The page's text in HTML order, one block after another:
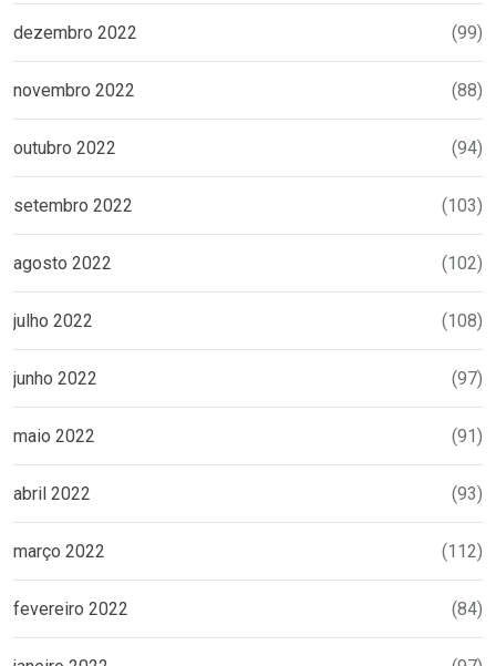
dezembro 2022 (99)
novembro 2022 (88)
outubro 2022 (94)
setembro 2022 (103)
agosto 2022 (102)
julho 2022 (108)
junho 2022 (97)
maio 2022 (91)
abril 2022 (93)
março 2022 (112)
fevereiro 2022 (84)